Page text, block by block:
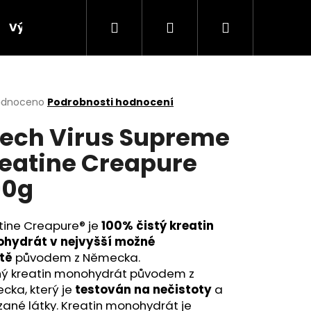
Výprodej Bonusový program
Hledat PřihlášeníNákupní
Podrobnosti hodnocení
Virus Supreme
Creapure
Creapure® je 100% čistý kreatin
v nejvyšší možné
původem z Německa.
kreatin monohydrát původem z
který je testován na nečistoty a
látky. Kreatin monohydrát je
Následující